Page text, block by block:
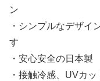
ン
・シンプルなデザイ
す
・安心安全の日本製
・接触冷感、UVカ